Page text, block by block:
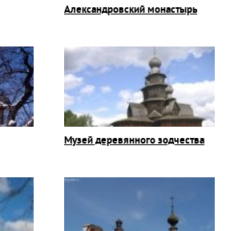
Александровский монастырь
Музей деревянного зодчества